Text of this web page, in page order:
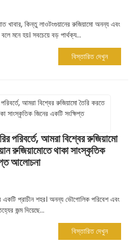
খাবার, কিন্তু লাওটংগুয়ানের রুজিয়ামো অনন্য এবং
মনে হয়। সবচেয়ে বড় পার্থক্য...
বিস্তারিত দেখুন
পরিবর্তে, আমরা বিশ্বের রুজিয়ামো
রুজিয়ামোতে থাকা সাংস্কৃতিক
আলোচনা
একটি প্রাচীন শহর। অনন্য ভৌগোলিক পরিবেশ এবং
জন্ম দিয়েছে...
বিস্তারিত দেখুন